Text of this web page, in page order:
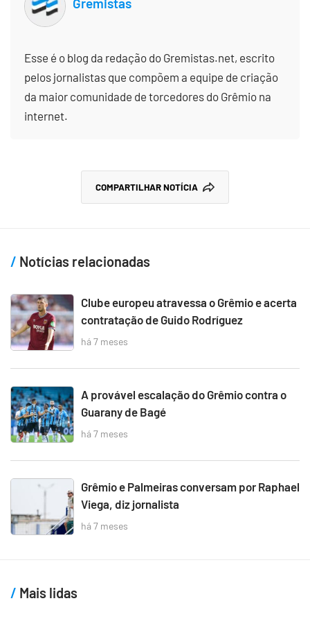
Gremistas
Esse é o blog da redação do Gremistas.net, escrito
pelos jornalistas que compõem a equipe de criação
da maior comunidade de torcedores do Grêmio na
internet.
COMPARTILHAR NOTÍCIA
Notícias relacionadas
Clube europeu atravessa o Grêmio e acerta
contratação de Guido Rodríguez
há 7 meses
A provável escalação do Grêmio contra o
Guarany de Bagé
há 7 meses
Grêmio e Palmeiras conversam por Raphael
Viega, diz jornalista
há 7 meses
Mais lidas